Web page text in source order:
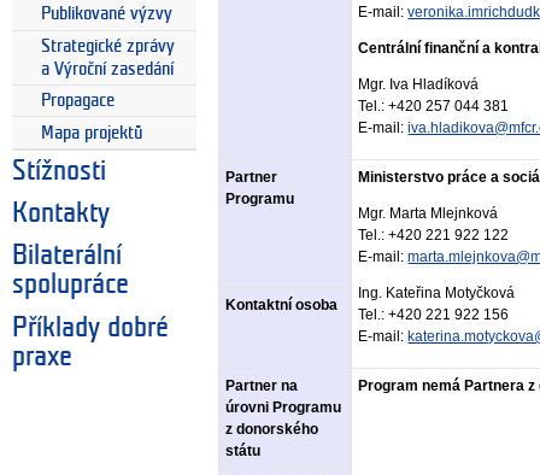
Publikované výzvy
Strategické zprávy
a Výroční zasedání
Propagace
Mapa projektů
Stížnosti
Kontakty
Bilaterální
spolupráce
Příklady dobré
praxe
E-mail:
Centrální finanční a
Mgr. Iva Hladíková
Tel.: +420 257 044 381
E-mail:
Partner
Programu
Ministerstvo práce a
Mgr. Marta Mlejnková
Tel.: +420 221 922 122
E-mail:
Ing. Kateřina Motyčková
Tel.: +420 221 922 156
E-mail:
Kontaktní osoba
Partner na
úrovni Programu
z donorského
státu
Program nemá Partnera